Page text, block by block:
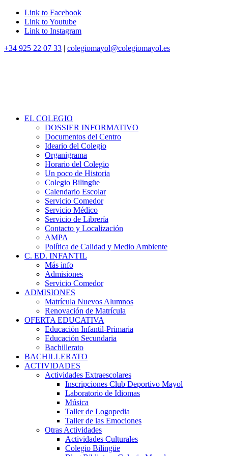
Link to Facebook
Link to Youtube
Link to Instagram
+34 925 22 07 33 | colegiomayol@colegiomayol.es
EL COLEGIO
DOSSIER INFORMATIVO
Documentos del Centro
Ideario del Colegio
Organigrama
Horario del Colegio
Un poco de Historia
Colegio Bilingüe
Calendario Escolar
Servicio Comedor
Servicio Médico
Servicio de Librería
Contacto y Localización
AMPA
Política de Calidad y Medio Ambiente
C. ED. INFANTIL
Más info
Admisiones
Servicio Comedor
ADMISIONES
Matrícula Nuevos Alumnos
Renovación de Matrícula
OFERTA EDUCATIVA
Educación Infantil-Primaria
Educación Secundaria
Bachillerato
BACHILLERATO
ACTIVIDADES
Actividades Extraescolares
Inscripciones Club Deportivo Mayol
Laboratorio de Idiomas
Música
Taller de Logopedia
Taller de las Emociones
Otras Actividades
Actividades Culturales
Colegio Bilingüe